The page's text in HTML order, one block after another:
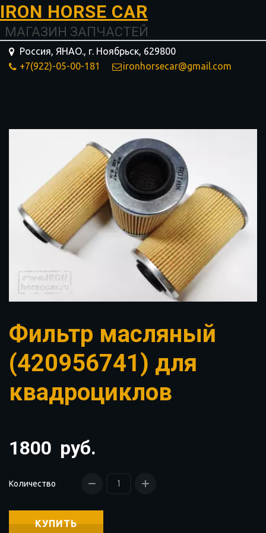
I­­RON HORSE ­­­­­­CAR
МАГАЗИН ЗАПЧАСТЕЙ
Россия, ЯНАО., г. Ноябрьск, 629800
+7(922)-05-00-181
ironhorsecar@gmail.com
Фильтр масляный
(420956741) для
квадроциклов
1800 руб.
Количество
КУПИТЬ